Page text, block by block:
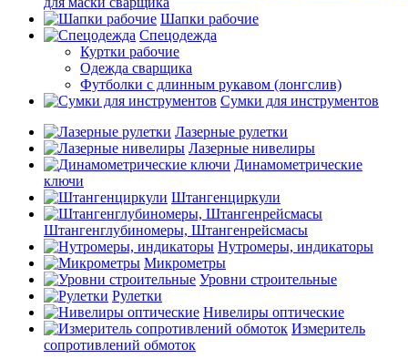
Шапки рабочие
Спецодежда
Куртки рабочие
Одежда сварщика
Футболки с длинным рукавом (лонгслив)
Сумки для инструментов
Лазерные рулетки
Лазерные нивелиры
Динамометрические
ключи
Штангенциркули
Штангенглубиномеры, Штангенрейсмасы
Нутромеры, индикаторы
Микрометры
Уровни строительные
Рулетки
Нивелиры оптические
Измеритель
сопротивлений обмоток